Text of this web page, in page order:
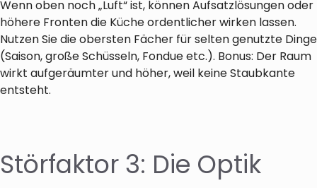
Wenn oben noch „Luft“ ist, können Aufsatzlösungen oder
höhere Fronten die Küche ordentlicher wirken lassen.
Nutzen Sie die obersten Fächer für selten genutzte Dinge
(Saison, große Schüsseln, Fondue etc.). Bonus: Der Raum
wirkt aufgeräumter und höher, weil keine Staubkante
entsteht.
Störfaktor 3: Die Optik